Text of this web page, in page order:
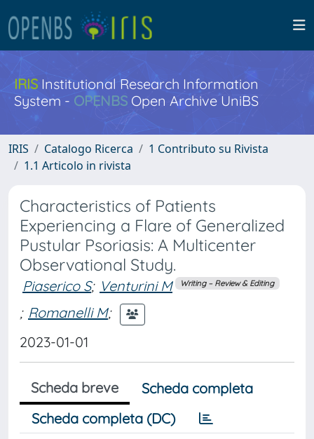
IRISInstitutional Research Information
System - OPENBS Open Archive UniBS
IRIS Catalogo Ricerca
1 Contributo su Rivista
1.1 Articolo in rivista
Characteristics of Patients
Experiencing a Flare of Generalized
Pustular Psoriasis: A Multicenter
Observational Study.
Piaserico S; Venturini M Writing – Review & Editing
; Romanelli M;
2023-01-01
Scheda breve
Scheda completa
Scheda completa (DC)